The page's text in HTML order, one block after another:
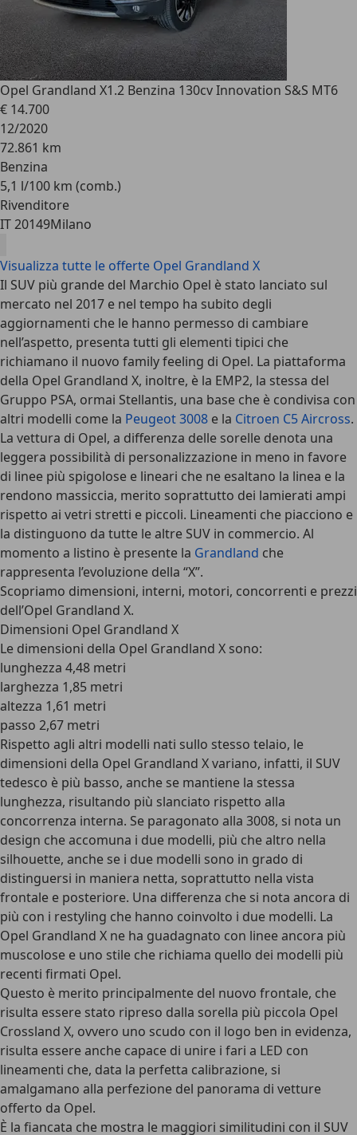
Opel Grandland X1.2 Benzina 130cv Innovation S&S MT6
€ 14.700
12/2020
72.861 km
Benzina
5,1 l/100 km (comb.)
Rivenditore
IT 20149Milano
Visualizza tutte le offerte Opel Grandland X
Il SUV più grande del Marchio Opel è stato lanciato sul
mercato nel 2017 e nel tempo ha subito degli
aggiornamenti che le hanno permesso di cambiare
nell’aspetto, presenta tutti gli elementi tipici che
richiamano il nuovo family feeling di Opel. La piattaforma
della Opel Grandland X, inoltre, è la EMP2, la stessa del
Gruppo PSA, ormai Stellantis, una base che è condivisa con
altri modelli come la Peugeot 3008 e la Citroen C5 Aircross.
La vettura di Opel, a differenza delle sorelle denota una
leggera possibilità di personalizzazione in meno in favore
di linee più spigolose e lineari che ne esaltano la linea e la
rendono massiccia, merito soprattutto dei lamierati ampi
rispetto ai vetri stretti e piccoli. Lineamenti che piacciono e
la distinguono da tutte le altre SUV in commercio. Al
momento a listino è presente la Grandland che
rappresenta l’evoluzione della “X”.
Scopriamo dimensioni, interni, motori, concorrenti e prezzi
dell’Opel Grandland X.
Dimensioni Opel Grandland X
Le dimensioni della Opel Grandland X sono:
lunghezza 4,48 metri
larghezza 1,85 metri
altezza 1,61 metri
passo 2,67 metri
Rispetto agli altri modelli nati sullo stesso telaio, le
dimensioni della Opel Grandland X variano, infatti, il SUV
tedesco è più basso, anche se mantiene la stessa
lunghezza, risultando più slanciato rispetto alla
concorrenza interna. Se paragonato alla 3008, si nota un
design che accomuna i due modelli, più che altro nella
silhouette, anche se i due modelli sono in grado di
distinguersi in maniera netta, soprattutto nella vista
frontale e posteriore. Una differenza che si nota ancora di
più con i restyling che hanno coinvolto i due modelli. La
Opel Grandland X ne ha guadagnato con linee ancora più
muscolose e uno stile che richiama quello dei modelli più
recenti firmati Opel.
Questo è merito principalmente del nuovo frontale, che
risulta essere stato ripreso dalla sorella più piccola Opel
Crossland X, ovvero uno scudo con il logo ben in evidenza,
risulta essere anche capace di unire i fari a LED con
lineamenti che, data la perfetta calibrazione, si
amalgamano alla perfezione del panorama di vetture
offerto da Opel.
È la fiancata che mostra le maggiori similitudini con il SUV